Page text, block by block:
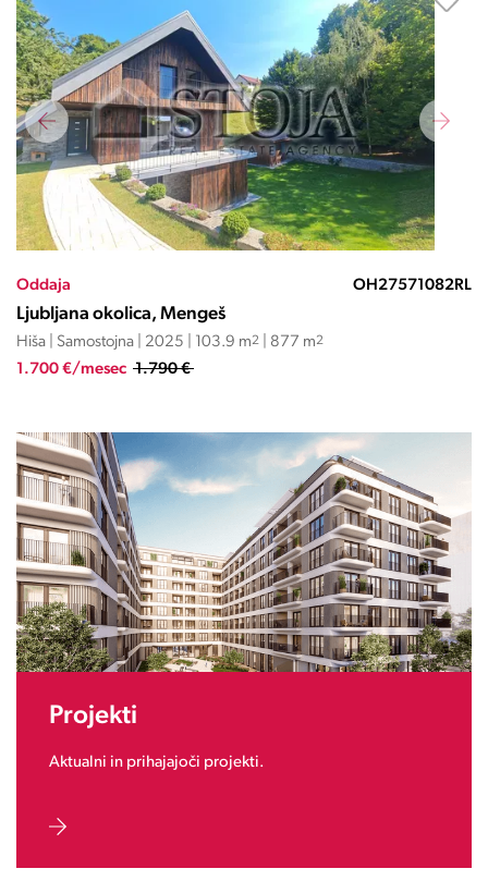
Oddaja OH27571082RL
Ljubljana okolica, Mengeš
Hiša | Samostojna | 2025 | 103.9 m2 | 877 m2
1.700 €/mesec 1.790 €
Projekti
Aktualni in prihajajoči projekti.